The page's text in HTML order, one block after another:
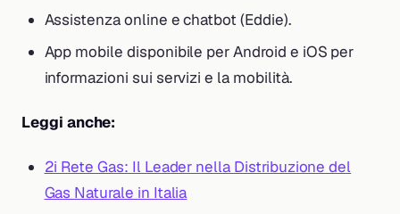
Assistenza online e chatbot (Eddie).
App mobile disponibile per Android e iOS per
informazioni sui servizi e la mobilità.
Leggi anche:
2i Rete Gas: Il Leader nella Distribuzione del
Gas Naturale in Italia